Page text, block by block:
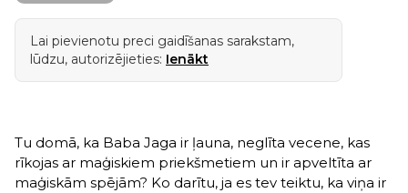
Lai pievienotu preci gaidīšanas sarakstam,
lūdzu, autorizējieties: Ienākt
Tu domā, ka Baba Jaga ir ļauna, neglīta vecene, kas
rīkojas ar maģiskiem priekšmetiem un ir apveltīta ar
maģiskām spējām? Ko darītu, ja es tev teiktu, ka viņa ir